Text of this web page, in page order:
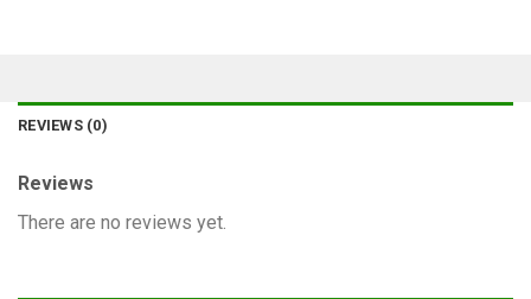
REVIEWS (0)
Reviews
There are no reviews yet.